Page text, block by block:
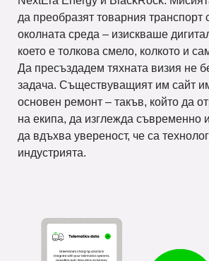
да преобразят товарния транспорт
околната среда – изискваше
което е толкова смело, колкото и
Да пресъздадем тяхната визия не
задача. Съществуващият им сайт
основен ремонт – такъв, който да
на екипа, да изглежда съвременно
да вдъхва увереност, че са
индустрията.